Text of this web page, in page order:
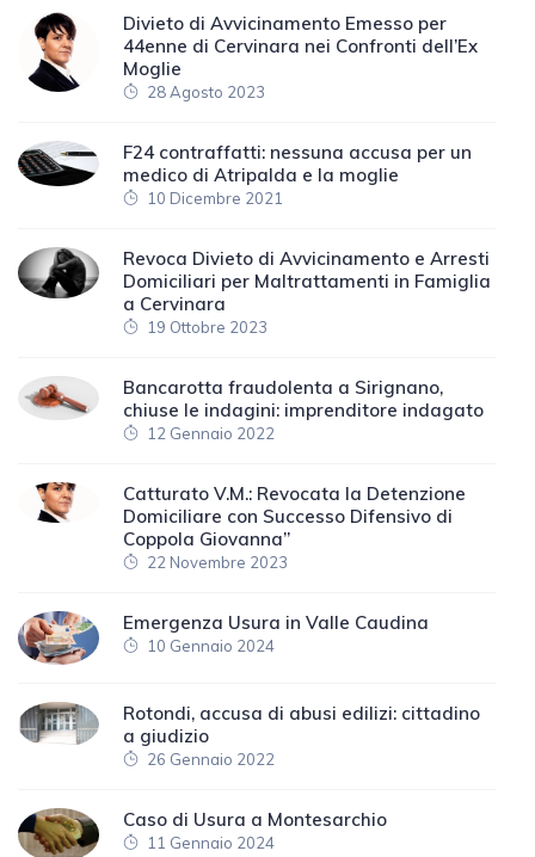
Divieto di Avvicinamento Emesso per
44enne di Cervinara nei Confronti dell’Ex
Moglie
28 Agosto 2023
F24 contraffatti: nessuna accusa per un
medico di Atripalda e la moglie
10 Dicembre 2021
Revoca Divieto di Avvicinamento e Arresti
Domiciliari per Maltrattamenti in Famiglia
a Cervinara
19 Ottobre 2023
Bancarotta fraudolenta a Sirignano,
chiuse le indagini: imprenditore indagato
12 Gennaio 2022
Catturato V.M.: Revocata la Detenzione
Domiciliare con Successo Difensivo di
Coppola Giovanna”
22 Novembre 2023
Emergenza Usura in Valle Caudina
10 Gennaio 2024
Rotondi, accusa di abusi edilizi: cittadino
a giudizio
26 Gennaio 2022
Caso di Usura a Montesarchio
11 Gennaio 2024